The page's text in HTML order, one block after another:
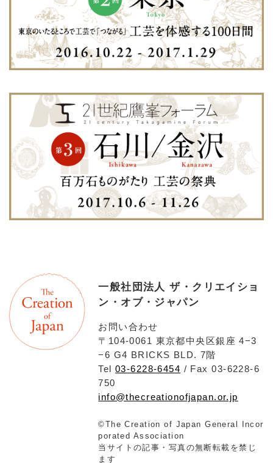
一般社団法人 ザ・クリエイショ
ン・オブ・ジャパン
お問い合わせ
〒104-0061 東京都中央区銀座 4−3
−6 G4 BRICKS BLD. 7階
Tel03-6228-6454 / Fax 03-6228-6
750
info@thecreationofjapan.or.jp
©The Creation of Japan General Incor
porated Association
当サイトの記事・写真の無断転載を禁じ
ます